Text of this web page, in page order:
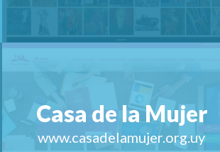
Casa de la Mujer
www.casadelamujer.org.uy